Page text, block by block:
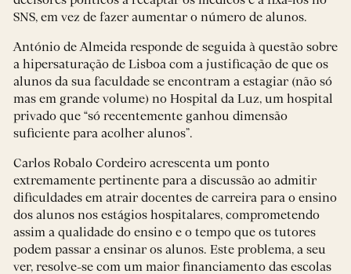
SNS, em vez de fazer aumentar o número de alunos.
António de Almeida responde de seguida à questão sobre
a hipersaturação de Lisboa com a justificação de que os
alunos da sua faculdade se encontram a estagiar (não só
mas em grande volume) no Hospital da Luz, um hospital
privado que “só recentemente ganhou dimensão
suficiente para acolher alunos”.
Carlos Robalo Cordeiro acrescenta um ponto
extremamente pertinente para a discussão ao admitir
dificuldades em atrair docentes de carreira para o ensino
dos alunos nos estágios hospitalares, comprometendo
assim a qualidade do ensino e o tempo que os tutores
podem passar a ensinar os alunos. Este problema, a seu
ver, resolve-se com um maior financiamento das escolas